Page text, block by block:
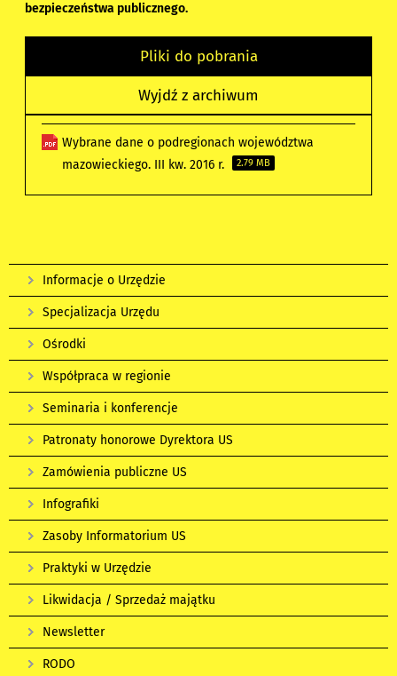
bezpieczeństwa publicznego.
Pliki do pobrania
Wyjdź z archiwum
Wybrane dane o podregionach województwa
mazowieckiego. III kw. 2016 r.
2.79 MB
Informacje o Urzędzie
Specjalizacja Urzędu
Ośrodki
Współpraca w regionie
Seminaria i konferencje
Patronaty honorowe Dyrektora US
Zamówienia publiczne US
Infografiki
Zasoby Informatorium US
Praktyki w Urzędzie
Likwidacja / Sprzedaż majątku
Newsletter
RODO